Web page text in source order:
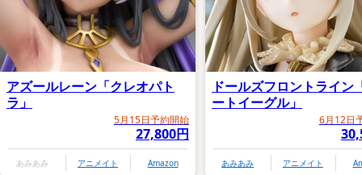
アズールレーン「クレオパト
ラ」
5月15日予約開始
27,800円
あみあみ アニメイト Amazon
ドールズフロントライン
ートイーグル」
6月12日
あみあみ アニメイト